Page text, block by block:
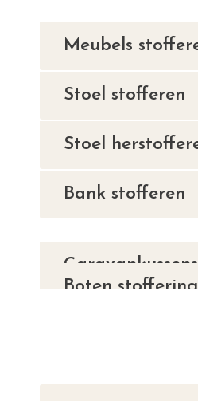
Meubels
Stoel stofferen
Stoel
Bank stofferen
Caravankussens
Boten stoffering